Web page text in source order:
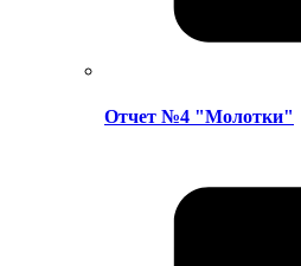
Отчет №4 "Молотки"